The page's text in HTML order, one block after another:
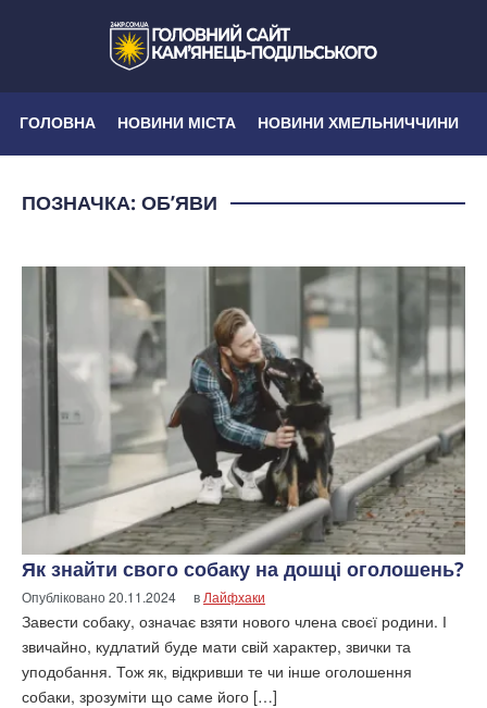
ГОЛОВНА НОВИНИ МІСТА НОВИНИ ХМЕЛЬНИЧЧИНИ
ПОЗНАЧКА: ОБʼЯВИ
Як знайти свого собаку на дошці оголошень?
Опубліковано20.11.2024 в Лайфхаки
Завести собаку, означає взяти нового члена своєї родини. І
звичайно, кудлатий буде мати свій характер, звички та
уподобання. Тож як, відкривши те чи інше оголошення
собаки, зрозуміти що саме його […]